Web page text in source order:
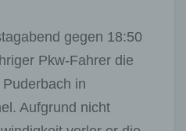
gegen 18:50
Pkw-Fahrer die
in
Aufgrund nicht